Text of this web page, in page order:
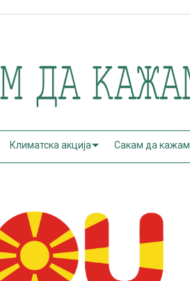
Климатска акција Сакам да кажам